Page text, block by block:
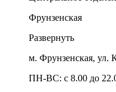
Фрунзенская
Развернуть
м. Фрунзенская, ул.
ПН-ВС: с 8.00 до